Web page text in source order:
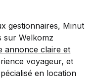
gestionnaires, Minut
sur Welkomz
annonce claire et
voyageur, et
en location